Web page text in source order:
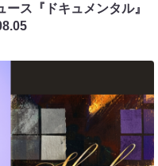
ス『ドキュメンタル』